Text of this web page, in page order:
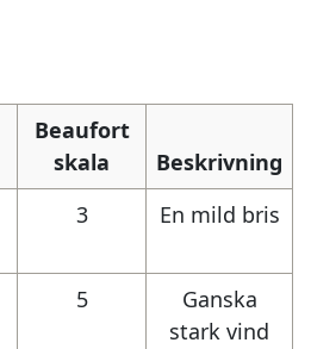
Beaufort
skala
Beskrivning
3 En mild bris
5
Ganska
stark vind